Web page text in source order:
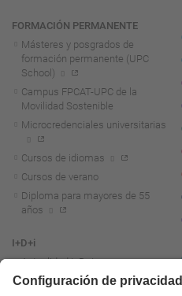
FORMACIÓN PERMANENTE
Másteres y posgrados de
formación permanente (UPC
School)
Campus FPCAT-UPC de la
Movilidad Sostenible
Microcredenciales universitarias
Cursos de idiomas
Cursos de verano
Diploma para mayores de 55
años
I+D+i
Actualidad I+D+I
La investigación en la UPC